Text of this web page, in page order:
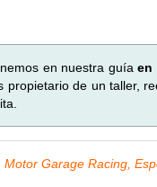
en nuestra guíaen
de un taller,
Motor Garage Racing,